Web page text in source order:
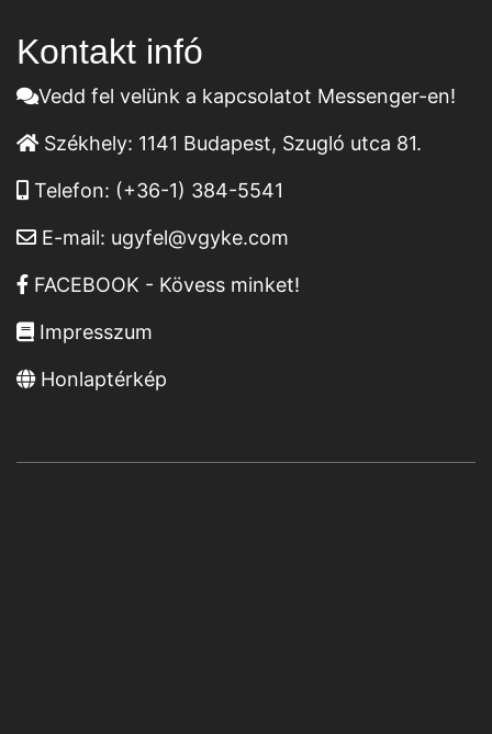
Kontakt infó
Vedd fel velünk a kapcsolatot Messenger-en!
Székhely: 1141 Budapest, Szugló utca 81.
Telefon: (+36-1) 384-5541
E-mail: ugyfel@vgyke.com
FACEBOOK - Kövess minket!
Impresszum
Honlaptérkép